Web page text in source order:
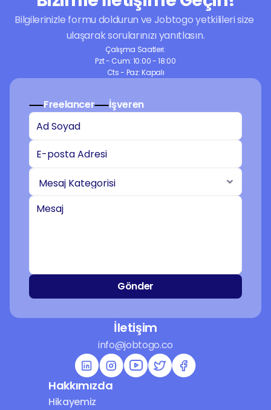
Bilgilerinizle formu doldurun ve Jobtogo yetkilileri size
ulaşarak sorularınızı yanıtlasın.
Çalışma Saatleri:
Pzt - Cum: 10:00 - 18:00
Cts - Paz: Kapalı
Freelancer İşveren
Gönder
İletişim
info@jobtogo.co
Hakkımızda
Hikayemiz